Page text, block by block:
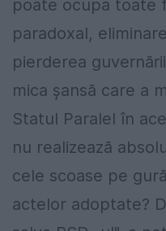
poate ocupa toate
paradoxal,
pierderea
mica șansă care a
Statul Paralel în
nu realizează
cele scoase pe
actelor adoptate?